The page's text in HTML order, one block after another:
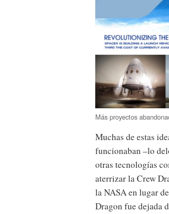
Más proyectos
Muchas de estas
funcionaban –lo
otras tecnologías
aterrizar la Crew
la NASA en lugar
Dragon fue dejada